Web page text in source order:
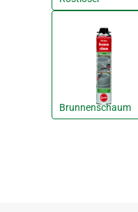
Brunnenschaum